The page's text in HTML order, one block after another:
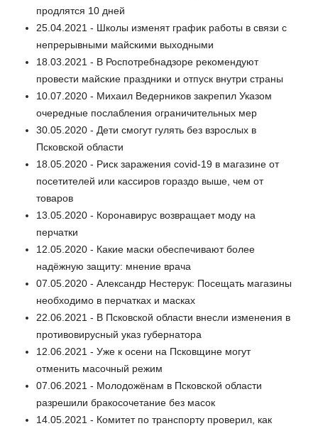
продлятся 10 дней
25.04.2021 - Школы изменят график работы в связи с
непрерывными майскими выходными
18.03.2021 - В Роспотребнадзоре рекомендуют
провести майские праздники и отпуск внутри страны
10.07.2020 - Михаил Ведерников закрепил Указом
очередные послабления ограничительных мер
30.05.2020 - Дети смогут гулять без взрослых в
Псковской области
18.05.2020 - Риск заражения covid-19 в магазине от
посетителей или кассиров гораздо выше, чем от
товаров
13.05.2020 - Коронавирус возвращает моду на
перчатки
12.05.2020 - Какие маски обеспечивают более
надёжную защиту: мнение врача
07.05.2020 - Александр Нестерук: Посещать магазины
необходимо в перчатках и масках
22.06.2021 - В Псковской области внесли изменения в
противовирусный указ губернатора
12.06.2021 - Уже к осени на Псковщине могут
отменить масочный режим
07.06.2021 - Молодожёнам в Псковской области
разрешили бракосочетание без масок
14.05.2021 - Комитет по транспорту проверил, как